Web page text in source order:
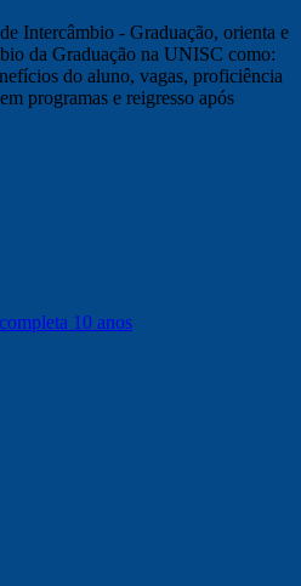
Intercâmbio - Graduação, orienta e
da Graduação na UNISC como:
do aluno, vagas, proficiência
programas e reigresso após
10 anos